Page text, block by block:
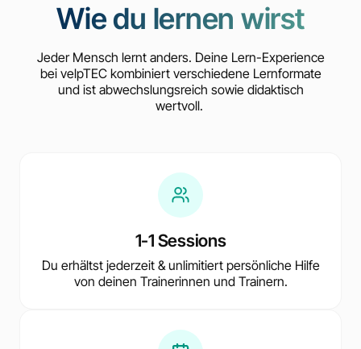
Wie du lernen wirst
Jeder Mensch lernt anders. Deine Lern-Experience
bei velpTEC kombiniert verschiedene Lernformate
und ist abwechslungsreich sowie didaktisch
wertvoll.
1-1 Sessions
Du erhältst jederzeit & unlimitiert persönliche Hilfe
von deinen Trainerinnen und Trainern.